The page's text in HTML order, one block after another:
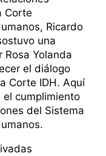
Corte
Ricardo
una
Rosa Yolanda
el diálogo
Corte IDH. Aquí
el cumplimiento
del Sistema